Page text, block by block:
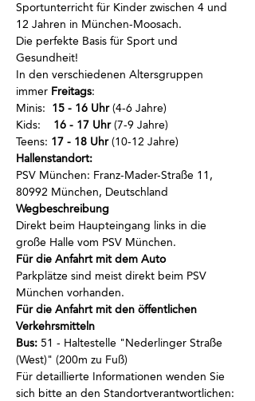
Sportunterricht für Kinder zwischen 4 und
12 Jahren in München-Moosach.
Die perfekte Basis für Sport und
Gesundheit!
In den verschiedenen Altersgruppen
immer Freitags:
Minis: 15 - 16 Uhr (4-6 Jahre)
Kids: 16 - 17 Uhr (7-9 Jahre)
Teens: 17 - 18 Uhr (10-12 Jahre)
Hallenstandort:
PSV München: Franz-Mader-Straße 11,
80992 München, Deutschland
Wegbeschreibung
Direkt beim Haupteingang links in die
große Halle vom PSV München.
Für die Anfahrt mit dem Auto
Parkplätze sind meist direkt beim PSV
München vorhanden.
Für die Anfahrt mit den öffentlichen
Verkehrsmitteln
Bus: 51 - Haltestelle "Nederlinger Straße
(West)" (200m zu Fuß)
Für detaillierte Informationen wenden Sie
sich bitte an den Standortverantwortlichen: